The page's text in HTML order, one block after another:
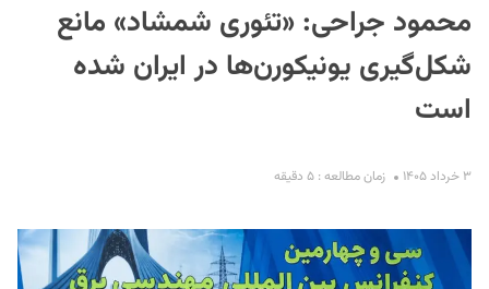
محمود جراحی: «تئوری شمشاد» مانع
شکل‌گیری یونیکورن‌ها در ایران شده
است
۳ خرداد ۱۴۰۵ زمان مطالعه : ۵ دقیقه